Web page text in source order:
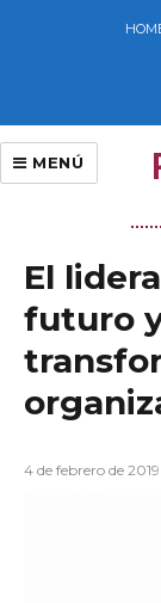
MENÚ
El
futuro
4 de febrero de 2019